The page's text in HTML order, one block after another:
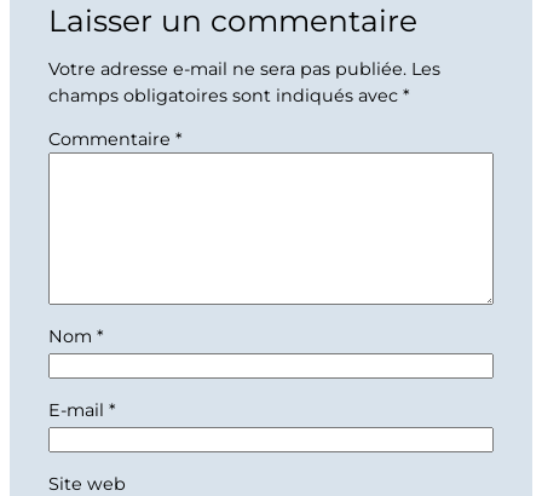
Laisser un commentaire
Votre adresse e-mail ne sera pas publiée. Les
champs obligatoires sont indiqués avec *
Commentaire *
Nom *
E-mail *
Site web